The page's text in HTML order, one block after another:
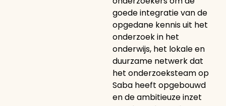
goede integratie van de
opgedane kennis uit het
onderzoek in het
onderwijs, het lokale en
duurzame netwerk dat
het onderzoeksteam op
Saba heeft opgebouwd
en de ambitieuze inzet